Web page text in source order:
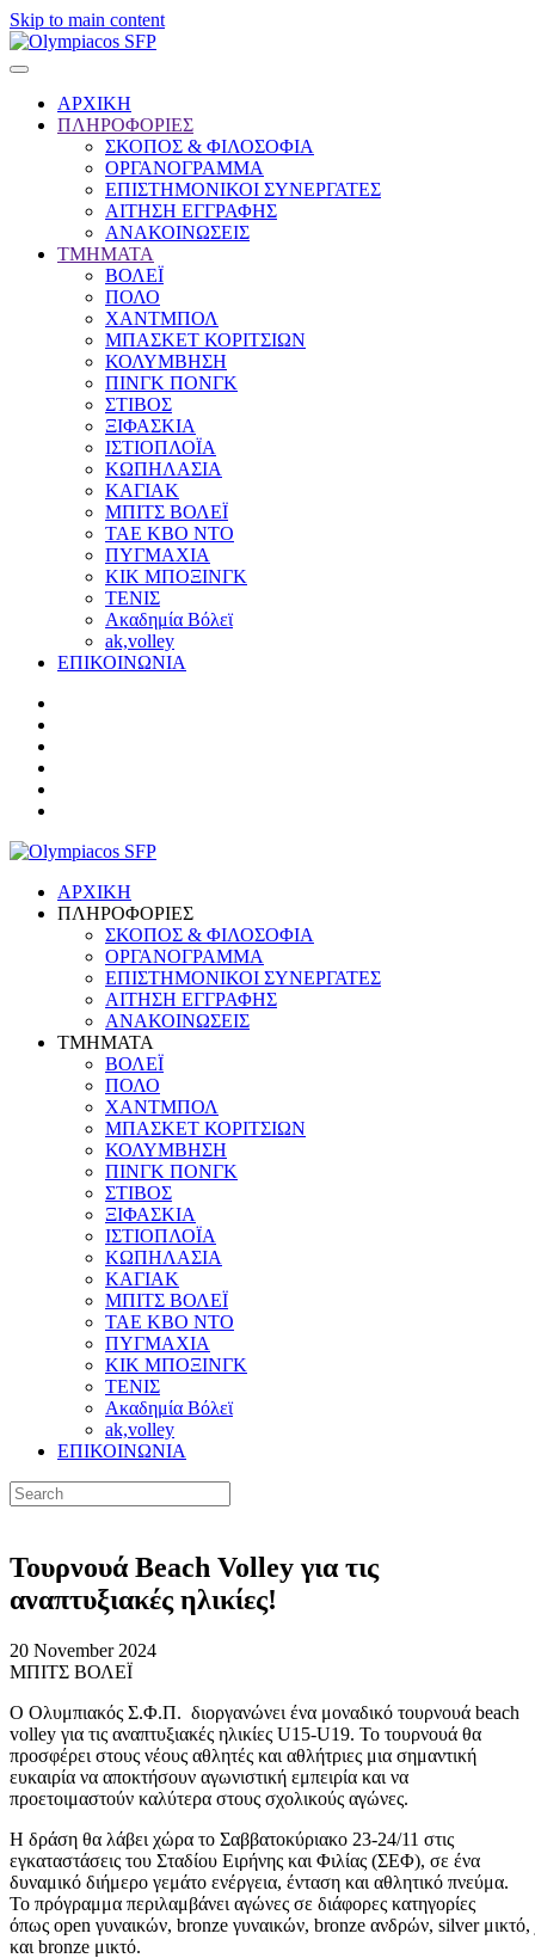
Skip to main content
ΑΡΧΙΚΗ
ΠΛΗΡΟΦΟΡΙΕΣ
ΣΚΟΠΟΣ & ΦΙΛΟΣΟΦΙΑ
ΟΡΓΑΝΟΓΡΑΜΜΑ
ΕΠΙΣΤΗΜΟΝΙΚΟΙ ΣΥΝΕΡΓΑΤΕΣ
ΑΙΤΗΣΗ ΕΓΓΡΑΦΗΣ
ΑΝΑΚΟΙΝΩΣΕΙΣ
ΤΜΗΜΑΤΑ
ΒΟΛΕΪ
ΠΟΛΟ
ΧΑΝΤΜΠΟΛ
ΜΠΑΣΚΕΤ ΚΟΡΙΤΣΙΩΝ
ΚΟΛΥΜΒΗΣΗ
ΠΙΝΓΚ ΠΟΝΓΚ
ΣΤΙΒΟΣ
ΞΙΦΑΣΚΙΑ
ΙΣΤΙΟΠΛΟΪΑ
ΚΩΠΗΛΑΣΙΑ
ΚΑΓΙΑΚ
ΜΠΙΤΣ ΒΟΛΕΪ
ΤΑΕ ΚΒΟ ΝΤΟ
ΠΥΓΜΑΧΙΑ
ΚΙΚ ΜΠΟΞΙΝΓΚ
ΤΕΝΙΣ
Ακαδημία Βόλεϊ
ak,volley
ΕΠΙΚΟΙΝΩΝΙΑ
ΑΡΧΙΚΗ
ΠΛΗΡΟΦΟΡΙΕΣ
ΣΚΟΠΟΣ & ΦΙΛΟΣΟΦΙΑ
ΟΡΓΑΝΟΓΡΑΜΜΑ
ΕΠΙΣΤΗΜΟΝΙΚΟΙ ΣΥΝΕΡΓΑΤΕΣ
ΑΙΤΗΣΗ ΕΓΓΡΑΦΗΣ
ΑΝΑΚΟΙΝΩΣΕΙΣ
ΤΜΗΜΑΤΑ
ΒΟΛΕΪ
ΠΟΛΟ
ΧΑΝΤΜΠΟΛ
ΜΠΑΣΚΕΤ ΚΟΡΙΤΣΙΩΝ
ΚΟΛΥΜΒΗΣΗ
ΠΙΝΓΚ ΠΟΝΓΚ
ΣΤΙΒΟΣ
ΞΙΦΑΣΚΙΑ
ΙΣΤΙΟΠΛΟΪΑ
ΚΩΠΗΛΑΣΙΑ
ΚΑΓΙΑΚ
ΜΠΙΤΣ ΒΟΛΕΪ
ΤΑΕ ΚΒΟ ΝΤΟ
ΠΥΓΜΑΧΙΑ
ΚΙΚ ΜΠΟΞΙΝΓΚ
ΤΕΝΙΣ
Ακαδημία Βόλεϊ
ak,volley
ΕΠΙΚΟΙΝΩΝΙΑ
Τουρνουά Beach Volley για τις
αναπτυξιακές ηλικίες!
20 November 2024
ΜΠΙΤΣ ΒΟΛΕΪ
Ο Ολυμπιακός Σ.Φ.Π. διοργανώνει ένα μοναδικό τουρνουά beach
volley για τις αναπτυξιακές ηλικίες U15-U19. Το τουρνουά θα
προσφέρει στους νέους αθλητές και αθλήτριες μια σημαντική
ευκαιρία να αποκτήσουν αγωνιστική εμπειρία και να
προετοιμαστούν καλύτερα στους σχολικούς αγώνες.
Η δράση θα λάβει χώρα το Σαββατοκύριακο 23-24/11 στις
εγκαταστάσεις του Σταδίου Ειρήνης και Φιλίας (ΣΕΦ), σε ένα
δυναμικό διήμερο γεμάτο ενέργεια, ένταση και αθλητικό πνεύμα.
Το πρόγραμμα περιλαμβάνει αγώνες σε διάφορες κατηγορίες
όπως open γυναικών, bronze γυναικών, bronze ανδρών, silverμικτό,
και bronze μικτό.